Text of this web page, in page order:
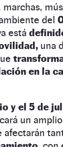
del
está
una
en la
y el 5 de
un
afectarán